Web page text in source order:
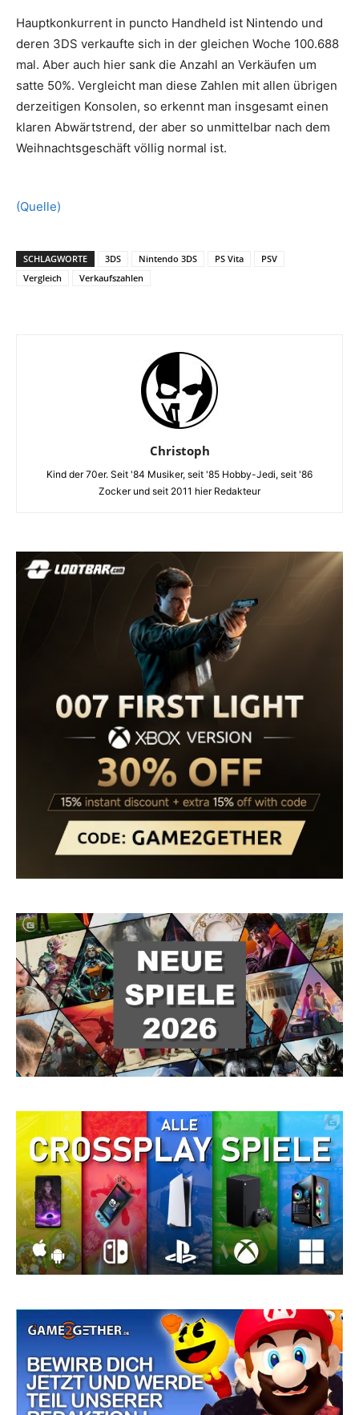
Hauptkonkurrent in puncto Handheld ist Nintendo und
deren 3DS verkaufte sich in der gleichen Woche 100.688
mal. Aber auch hier sank die Anzahl an Verkäufen um
satte 50%. Vergleicht man diese Zahlen mit allen übrigen
derzeitigen Konsolen, so erkennt man insgesamt einen
klaren Abwärtstrend, der aber so unmittelbar nach dem
Weihnachtsgeschäft völlig normal ist.
(Quelle)
SCHLAGWORTE 3DS Nintendo 3DS PS Vita
PSV
Vergleich
Verkaufszahlen
Christoph
Kind der 70er. Seit '84 Musiker, seit '85 Hobby-Jedi, seit '86
Zocker und seit 2011 hier Redakteur